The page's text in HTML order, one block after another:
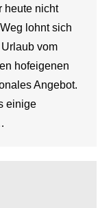
heute nicht
lohnt sich
vom
hofeigenen
Angebot.
einige